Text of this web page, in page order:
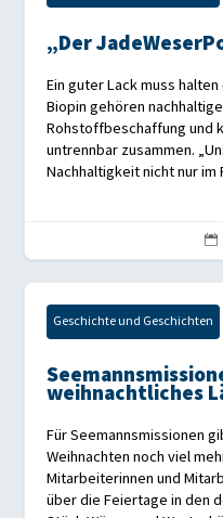
„Der
Ein guter Lack muss
Biopin gehören
Rohstoffbeschaffung und
untrennbar zusammen.
Nachhaltigkeit nicht nur

Geschichte und Geschichten
weihnachtliches
Für Seemannsmissionen
Weihnachten noch viel
Mitarbeiterinnen und
über die Feiertage in den